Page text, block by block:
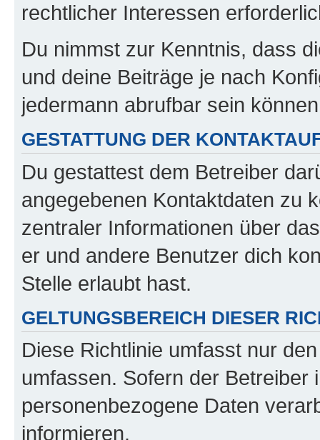
rechtlicher Interessen
Du nimmst zur Kenntnis, dass
und deine Beiträge je nach
jedermann abrufbar sein
GESTATTUNG DER
Du gestattest dem Betreiber
angegebenen Kontaktdaten zu
zentraler Informationen über
er und andere Benutzer dich
Stelle erlaubt hast.
GELTUNGSBEREICH DIESER
Diese Richtlinie umfasst nur
umfassen. Sofern der
personenbezogene Daten
informieren.